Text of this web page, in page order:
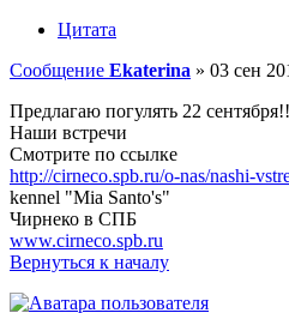
Цитата
Сообщение Ekaterina » 03 сен
Предлагаю погулять 22 сентября!!
Наши встречи
Смотрите по ссылке
http://cirneco.spb.ru/o-nas/nashi-
kennel "Mia Santo's"
Чирнеко в СПБ
www.cirneco.spb.ru
Вернуться к началу